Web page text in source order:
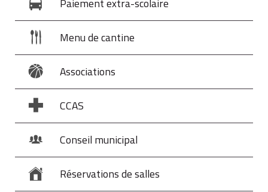
Paiement extra-scolaire
Menu de cantine
Associations
CCAS
Conseil municipal
Réservations de salles